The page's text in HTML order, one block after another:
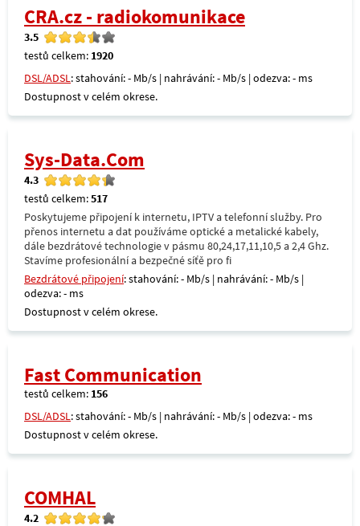
CRA.cz - radiokomunikace
3.5
testů celkem: 1920
DSL/ADSL: stahování: - Mb/s | nahrávání: - Mb/s | odezva: - ms
Dostupnost v celém okrese.
Sys-Data.Com
4.3
testů celkem:517
Poskytujeme připojení k internetu, IPTV a telefonní služby. Pro
přenos internetu a dat používáme optické a metalické kabely,
dále bezdrátové technologie v pásmu 80,24,17,11,10,5 a 2,4 Ghz.
Stavíme profesionální a bezpečné síťě pro fi
Bezdrátové připojení: stahování: - Mb/s | nahrávání: - Mb/s |
odezva: - ms
Dostupnost v celém okrese.
Fast Communication
testů celkem: 156
DSL/ADSL: stahování: - Mb/s | nahrávání: - Mb/s | odezva: - ms
Dostupnost v celém okrese.
COMHAL
4.2